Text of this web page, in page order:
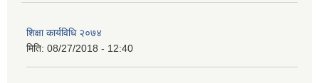
शिक्षा कार्यविधि २०७४
मिति: 08/27/2018 - 12:40